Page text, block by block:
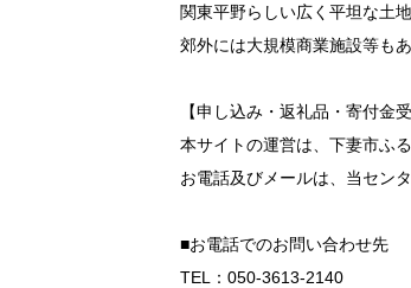
関東平野らしい広く平坦な土
郊外には大規模商業施設等も
【申し込み・返礼品・寄付金
本サイトの運営は、下妻市ふ
お電話及びメールは、当セン
■お電話でのお問い合わせ先
TEL：050-3613-2140